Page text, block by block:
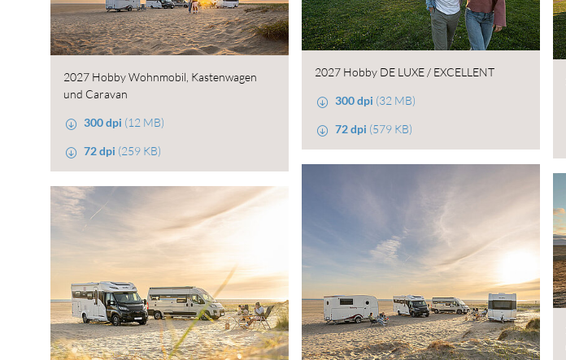
2027 Hobby DE LUXE / EXCELLENT
300 dpi (32 MB)
72 dpi (579 KB)
2027 Hobby Wohnmobil, Kastenwagen
und Caravan
300 dpi (12 MB)
72 dpi (259 KB)